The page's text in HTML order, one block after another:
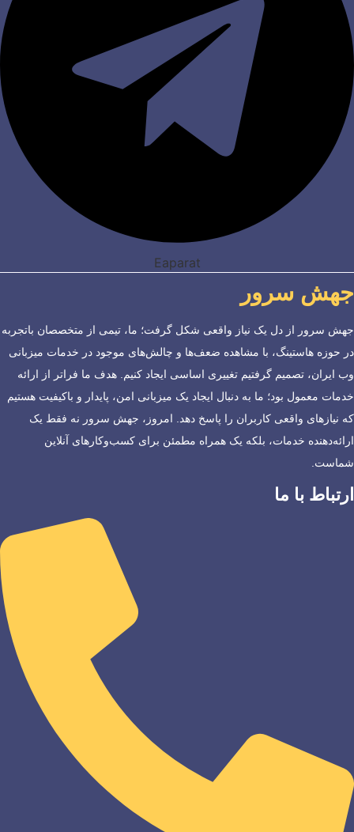
Eaparat
جهش سرور
جهش سرور از دل یک نیاز واقعی شکل گرفت؛ ما، تیمی از متخصصان باتجربه
در حوزه هاستینگ، با مشاهده ضعف‌ها و چالش‌های موجود در خدمات میزبانی
وب ایران، تصمیم گرفتیم تغییری اساسی ایجاد کنیم. هدف ما فراتر از ارائه
خدمات معمول بود؛ ما به دنبال ایجاد یک میزبانی امن، پایدار و باکیفیت هستیم
که نیازهای واقعی کاربران را پاسخ دهد. امروز، جهش سرور نه فقط یک
ارائه‌دهنده خدمات، بلکه یک همراه مطمئن برای کسب‌وکارهای آنلاین
شماست.
ارتباط با ما